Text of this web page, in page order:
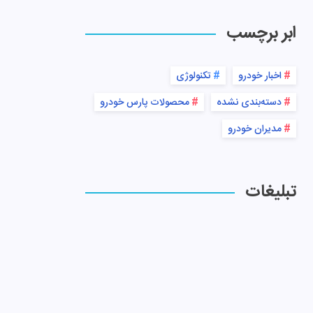
ابر برچسب
اخبار خودرو
تکنولوژی
دسته‌بندی نشده
محصولات پارس خودرو
مدیران خودرو
تبلیغات